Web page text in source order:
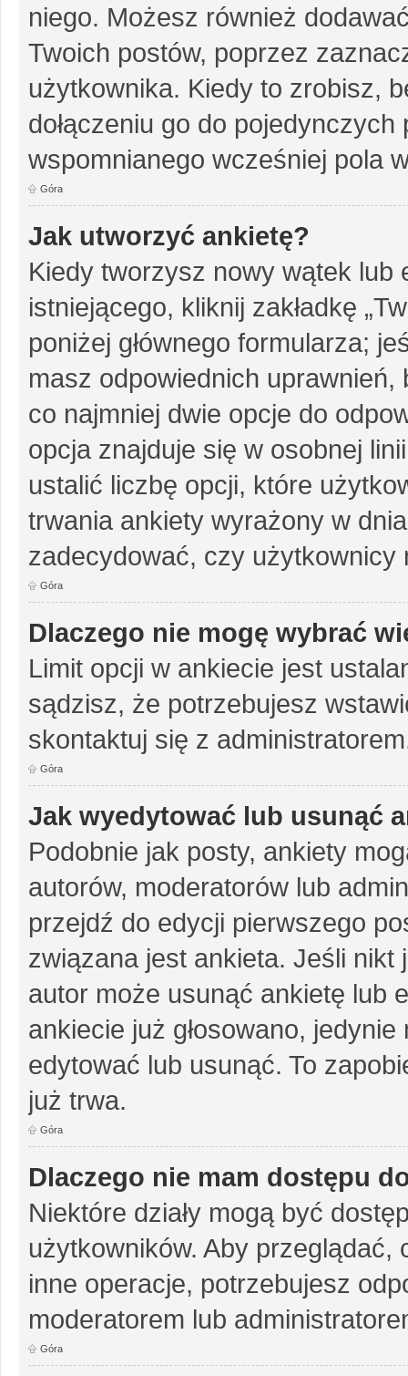
niego. Możesz również
Twoich postów, poprzez
użytkownika. Kiedy to zrobisz,
dołączeniu go do
wspomnianego wcześniej pola
Góra
Jak utworzyć ankietę?
Kiedy tworzysz nowy wątek lub
istniejącego, kliknij zakładkę
poniżej głównego formularza;
masz odpowiednich uprawnień,
co najmniej dwie opcje do
opcja znajduje się w osobnej
ustalić liczbę opcji, które
trwania ankiety wyrażony w
zadecydować, czy użytkownicy
Góra
Dlaczego nie mogę wybrać
Limit opcji w ankiecie jest
sądzisz, że potrzebujesz
skontaktuj się z
Góra
Jak wyedytować lub usunąć
Podobnie jak posty, ankiety
autorów, moderatorów lub
przejdź do edycji pierwszego
związana jest ankieta. Jeśli nikt
autor może usunąć ankietę lub
ankiecie już głosowano,
edytować lub usunąć. To
już trwa.
Góra
Dlaczego nie mam dostępu
Niektóre działy mogą być
użytkowników. Aby
inne operacje, potrzebujesz
moderatorem lub
Góra